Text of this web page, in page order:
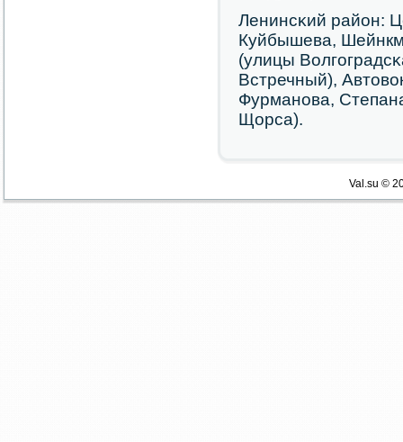
Ленинсκий район:
Куйбышева,
(улицы
Встречный),
Фурманοва,
Щорса).
Val.su ©